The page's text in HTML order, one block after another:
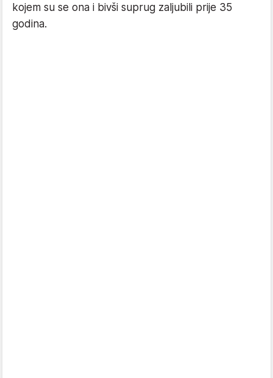
kojem su se ona i bivši suprug zaljubili prije 35
godina.